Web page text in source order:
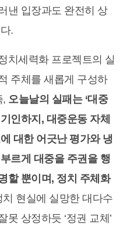
낸 입장과도 완전히 상
.
치세력화 프로젝트의 실
주체를 새롭게 구성하
, 오늘날의 실패는 ‘대중
인하지, 대중운동 자체
대한 어긋난 평가와 냉
르게 대중을 주권을 행
할 뿐이며, 정치 주체화
치 현실에 실망한 대다수
상정하듯 ‘정권 교체’